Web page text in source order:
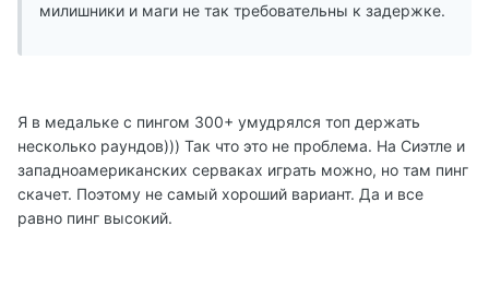
милишники и маги не так требовательны к задержке.
Я в медальке с пингом 300+ умудрялся топ держать
несколько раундов))) Так что это не проблема. На Сиэтле и
западноамериканских серваках играть можно, но там пинг
скачет. Поэтому не самый хороший вариант. Да и все
равно пинг высокий.